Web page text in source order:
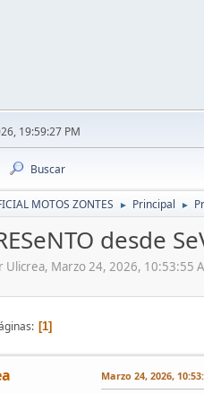
19:59:27 PM
Buscar
MOTOS ZONTES ► Principal ►
desde
Ulicrea, Marzo 24, 2026, 10:53:55
1
Marzo 24, 2026,